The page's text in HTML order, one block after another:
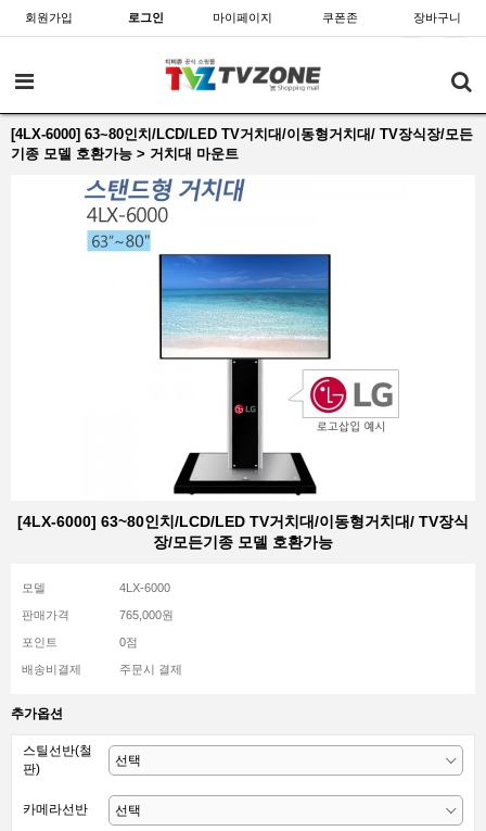
회원가입 로그인 마이페이지 쿠폰존 장바구니
[4LX-6000] 63~80인치/LCD/LED TV거치대/이동형거치대/ TV장식장/모든
기종 모델 호환가능 > 거치대 마운트
[4LX-6000] 63~80인치/LCD/LED TV거치대/이동형거치대/ TV장식
장/모든기종 모델 호환가능
모델 4LX-6000
판매가격 765,000원
포인트 0점
배송비결제 주문시 결제
추가옵션
스틸선반(철
판)
카메라선반